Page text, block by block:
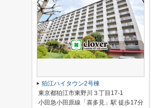
狛江ハイタウン2号棟
東京都狛江市東野川３丁目17-1
小田急小田原線「喜多見」駅 徒歩17分